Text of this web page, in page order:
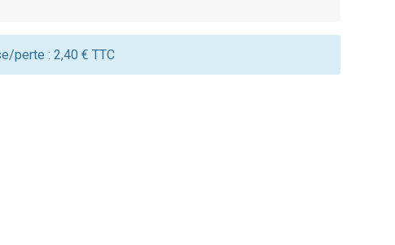
perte : 2,40 € TTC